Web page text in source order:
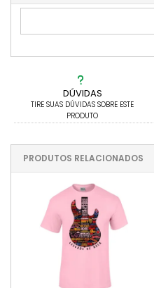
DÚVIDAS
TIRE SUAS DÚVIDAS SOBRE ESTE
PRODUTO
PRODUTOS RELACIONADOS